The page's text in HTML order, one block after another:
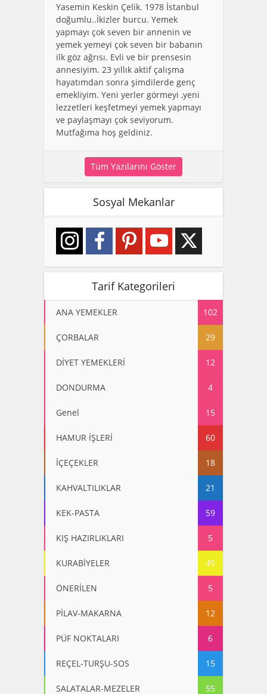
Yasemin Keskin Çelik. 1978 İstanbul
doğumlu..İkizler burcu. Yemek
yapmayı çok seven bir annenin ve
yemek yemeyi çok seven bir babanın
ilk göz ağrısı. Evli ve bir prensesin
annesiyim. 23 yıllık aktif çalışma
hayatımdan sonra şimdilerde genç
emekliyim. Yeni yerler görmeyi ,yeni
lezzetleri keşfetmeyi yemek yapmayı
ve paylaşmayı çok seviyorum.
Mutfağıma hoş geldiniz.
Tüm Yazılarını Göster
Sosyal Mekanlar
Tarif Kategorileri
ANA YEMEKLER 102
ÇORBALAR 29
DİYET YEMEKLERİ 12
DONDURMA 4
Genel 15
HAMUR İŞLERİ 60
İÇEÇEKLER 18
KAHVALTILIKLAR 21
KEK-PASTA 59
KIŞ HAZIRLIKLARI 5
KURABİYELER 49
ÖNERİLEN 5
PİLAV-MAKARNA 12
PÜF NOKTALARI 6
REÇEL-TURŞU-SOS 15
SALATALAR-MEZELER 55